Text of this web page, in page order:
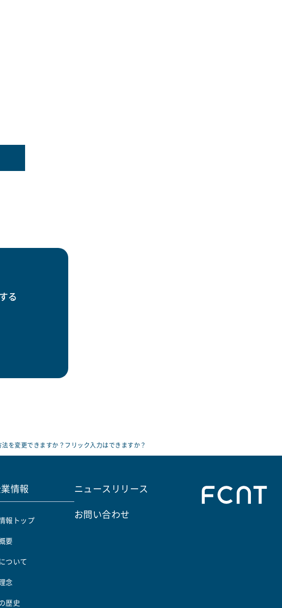
る
を変更できますか？フリック入力はできますか？
情報
報トップ
要
ついて
念
歴史
ニュースリリース
お問い合わせ